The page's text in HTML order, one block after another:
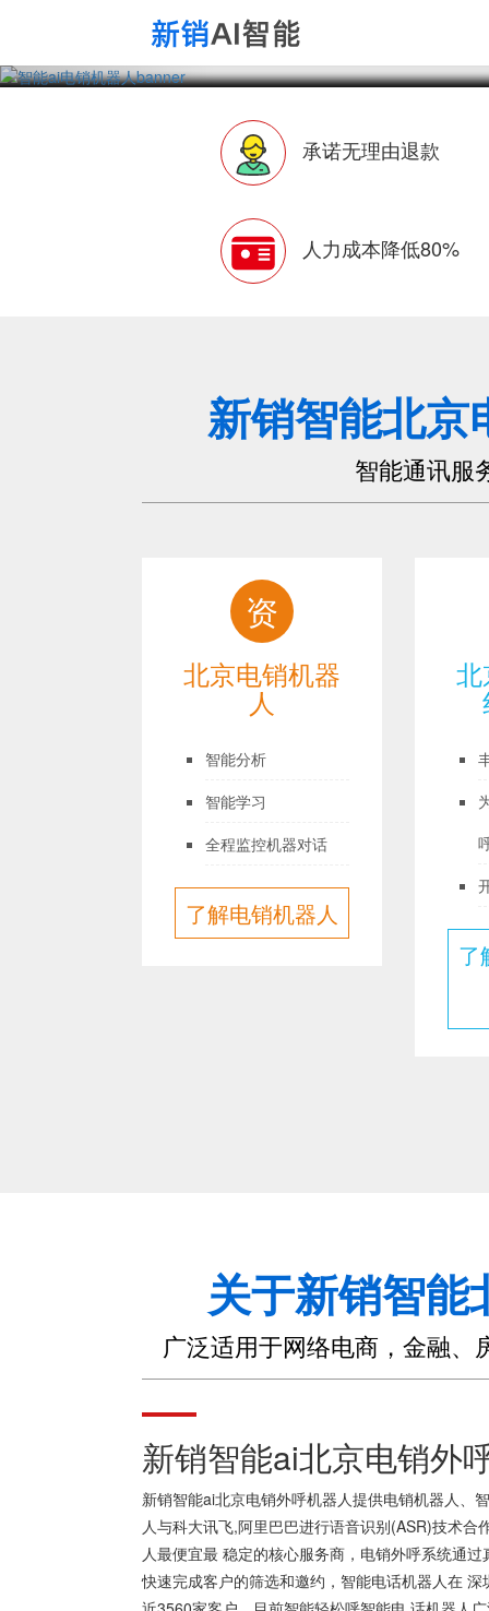
承诺无理由退款
人力成本降低80%
新销智能北京
智能通讯服
资
北京电销机器
人
智能分析
智能学习
全程监控机器对话
了解电销机器人
了
关于新销智
广泛适用于网络电商，金融
新销智能ai北京电销外
新销智能ai北京电销外呼机器人提供电销机器人、
人与科大讯飞,阿里巴巴进行语音识别(ASR)技术
人最便宜最 稳定的核心服务商，电销外呼系统通
快速完成客户的筛选和邀约，智能电话机器人在